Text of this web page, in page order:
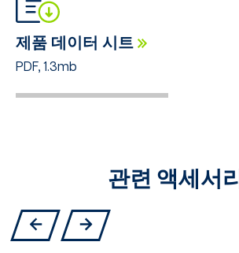
제품 데이터 시트
PDF, 1.3mb
관련 액세서리